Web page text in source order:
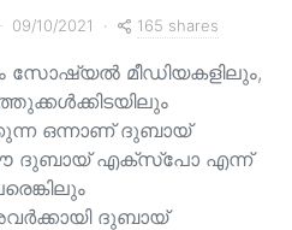
09/10/2021 165 shares
സോഷ്യൽ മീഡിയകളിലും,
ഒന്നാണ് ദുബായ്
ദുബായ് എക്സ്പോ എന്ന്
ദുബായ്